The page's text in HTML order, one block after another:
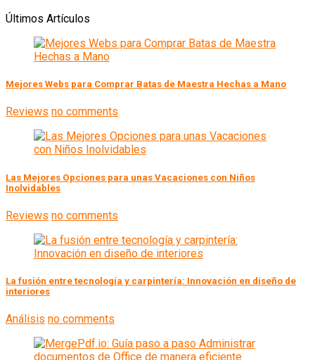
Últimos Artículos
Mejores Webs para Comprar Batas de Maestra Hechas a Mano
Reviews no comments
Las Mejores Opciones para unas Vacaciones con Niños
Inolvidables
Reviews no comments
La fusión entre tecnología y carpintería: Innovación en diseño de
interiores
Análisis no comments